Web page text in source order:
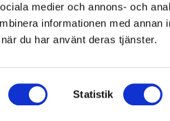
medier och annons- och
informationen med annan
du har använt deras tjänster.
Statistik